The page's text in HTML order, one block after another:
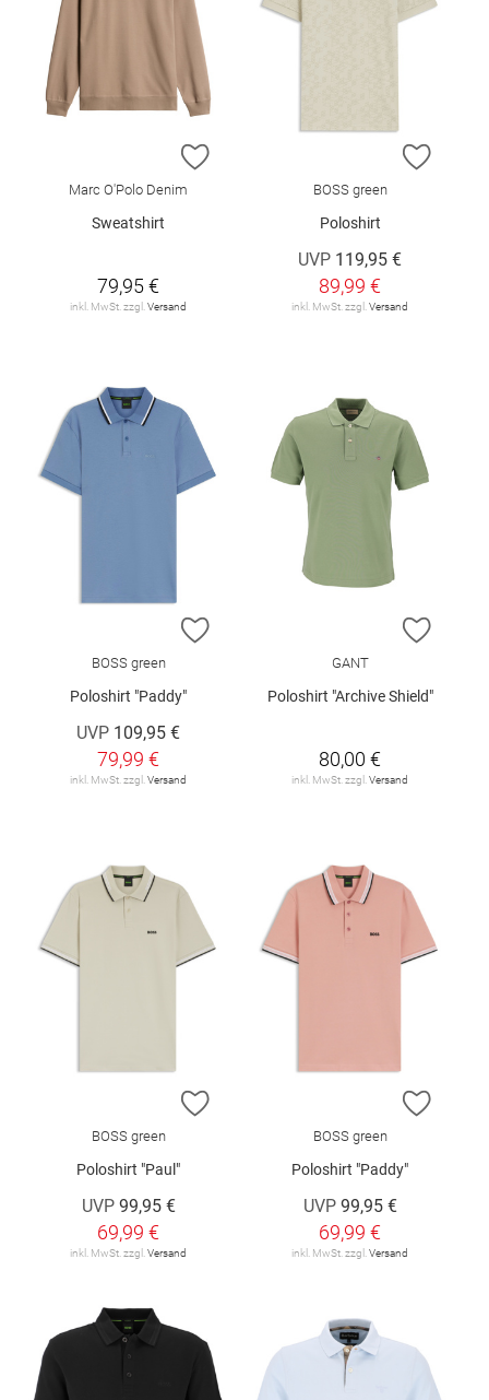
ZUR WUNSCHLISTE HINZUFÜGEN
Marc O'Polo Denim
Sweatshirt
79,95 €
inkl. MwSt. zzgl.Versand
ZUR
BOSS green
Poloshirt
UVP 119,95 €
89,99 €
inkl. MwSt. zzgl.Versand
ZUR WUNSCHLISTE HINZUFÜGEN
BOSS green
Poloshirt "Paddy"
UVP 109,95 €
79,99 €
inkl. MwSt. zzgl. Versand
ZUR
GANT
Poloshirt "Archive Shield"
80,00 €
inkl. MwSt. zzgl. Versand
ZUR WUNSCHLISTE HINZUFÜGEN
BOSS green
Poloshirt "Paul"
UVP 99,95 €
69,99 €
inkl. MwSt. zzgl. Versand
ZUR
BOSS green
Poloshirt "Paddy"
UVP 99,95 €
69,99 €
inkl. MwSt. zzgl. Versand